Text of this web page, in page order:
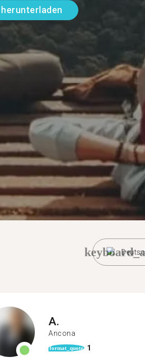
A.
Ancona
format_quote 1